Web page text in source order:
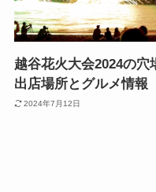
越谷花火大会2024の
出店場所とグルメ情報
2024年7月12日